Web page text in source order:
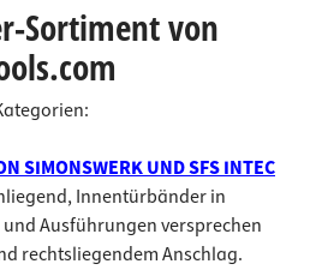
Sortiment von
SIMONSWERK UND SFS INTEC
Innentürbänder in
Ausführungen versprechen
rechtsliegendem Anschlag.